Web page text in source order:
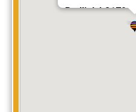
Radlická 3179/